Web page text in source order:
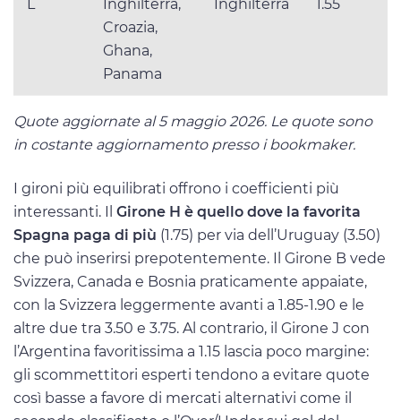
L
Inghilterra,
Croazia,
Ghana,
Panama
Inghilterra 1.55
Quote aggiornate al 5 maggio 2026. Le quote sono
in costante aggiornamento presso i bookmaker.
I gironi più equilibrati offrono i coefficienti più
interessanti. Il Girone H è quello dove la favorita
Spagna paga di più (1.75) per via dell’Uruguay (3.50)
che può inserirsi prepotentemente. Il Girone B vede
Svizzera, Canada e Bosnia praticamente appaiate,
con la Svizzera leggermente avanti a 1.85-1.90 e le
altre due tra 3.50 e 3.75. Al contrario, il Girone J con
l’Argentina favoritissima a 1.15 lascia poco margine:
gli scommettitori esperti tendono a evitare quote
così basse a favore di mercati alternativi come il